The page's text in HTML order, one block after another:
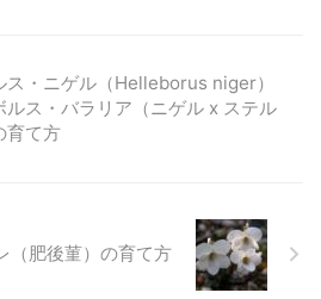
にくいよう ...
草
け
花を見ることになりますが、
育てている花色とはかなり違
道のすぐ近くで、早池峰山で
見たのと同じような色のミヤ
マアズマギクに出会いまし
ス・ニゲル（Helleborus niger）
ルス・バラリア（ニゲル x ステル
育て方
（肥後菫）の育て方